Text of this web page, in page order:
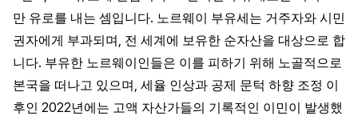
만 유로를 내는 셈입니다. 노르웨이 부유세는 거주자와 시민
권자에게 부과되며, 전 세계에 보유한 순자산을 대상으로 합
니다. 부유한 노르웨이인들은 이를 피하기 위해 노골적으로
본국을 떠나고 있으며, 세율 인상과 공제 문턱 하향 조정 이
후인 2022년에는 고액 자산가들의 기록적인 이민이 발생했